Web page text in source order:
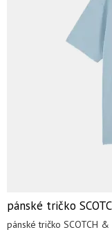
pánské tričko
pánské tričko SCOTCH &